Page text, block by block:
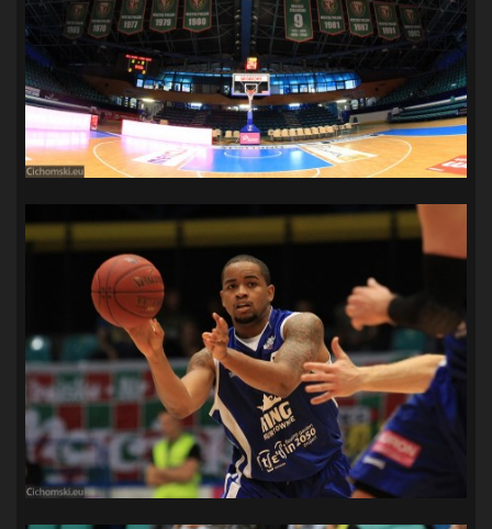
SANDRA SPA POGOŃ SZCZECIN(100) SIEDLECKA (63)
SPARING(110) SPR POGOŃ SZCZECIN
SPÓJNIA STARGARD(35) STOCZNIA SZCZECIN(40)
SUPERLIGA KOBIET(58) SUPERLIGA MĘŻCZYZN(92)
TAURON LIGA KOBIET (106) TENIS(26) TREFL SOPOT (26)
WYGRANA(43) ZAGŁĘBIE LUBIN(36) ŚLĄSK WROCŁAW(29)
STAT4U